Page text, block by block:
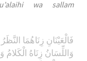
wa sallam
فَالْعَيْنَانِ زِنَاهُمَا
وَاللِّسَانُ زِنَاهُ